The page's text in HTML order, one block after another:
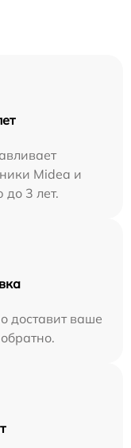
Midea и
до 3 лет.
доставит ваше